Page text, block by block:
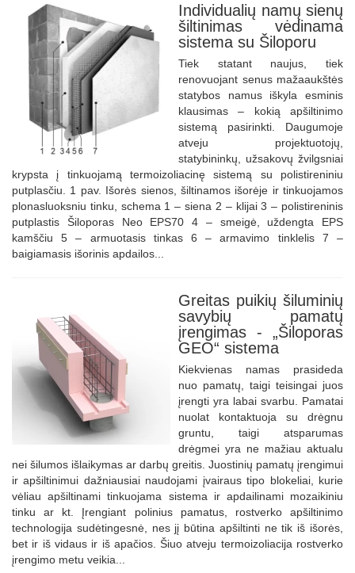
Individualių namų sienų
šiltinimas vėdinama
sistema su Šiloporu
Tiek statant naujus, tiek
renovuojant senus mažaaukštės
statybos namus iškyla esminis
klausimas – kokią apšiltinimo
sistemą pasirinkti. Daugumoje
atveju projektuotojų,
statybininkų, užsakovų žvilgsniai
krypsta į tinkuojamą termoizoliacinę sistemą su polistireniniu
putplasčiu. 1 pav. Išorės sienos, šiltinamos išorėje ir tinkuojamos
plonasluoksniu tinku, schema 1 – siena 2 – klijai 3 – polistireninis
putplastis Šiloporas Neo EPS70 4 – smeigė, uždengta EPS
kamščiu 5 – armuotasis tinkas 6 – armavimo tinklelis 7 –
baigiamasis išorinis apdailos...
Greitas puikių šiluminių
savybių pamatų
įrengimas - „Šiloporas
GEO“ sistema
Kiekvienas namas prasideda
nuo pamatų, taigi teisingai juos
įrengti yra labai svarbu. Pamatai
nuolat kontaktuoja su drėgnu
gruntu, taigi atsparumas
drėgmei yra ne mažiau aktualu
nei šilumos išlaikymas ar darbų greitis. Juostinių pamatų įrengimui
ir apšiltinimui dažniausiai naudojami įvairaus tipo blokeliai, kurie
vėliau apšiltinami tinkuojama sistema ir apdailinami mozaikiniu
tinku ar kt. Įrengiant polinius pamatus, rostverko apšiltinimo
technologija sudėtingesnė, nes jį būtina apšiltinti ne tik iš išorės,
bet ir iš vidaus ir iš apačios. Šiuo atveju termoizoliacija rostverko
įrengimo metu veikia...